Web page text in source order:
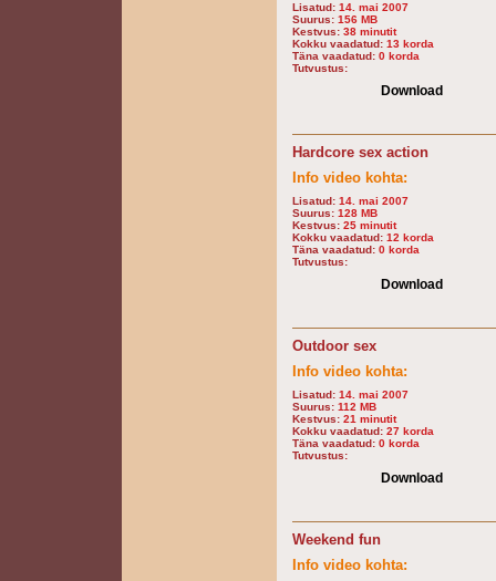
Lisatud: 14. mai 2007
Suurus: 156 MB
Kestvus: 38 minutit
Kokku vaadatud: 13 korda
Täna vaadatud: 0 korda
Tutvustus:
Download
Hardcore sex action
Info video kohta:
Lisatud: 14. mai 2007
Suurus: 128 MB
Kestvus: 25 minutit
Kokku vaadatud: 12 korda
Täna vaadatud: 0 korda
Tutvustus:
Download
Outdoor sex
Info video kohta:
Lisatud: 14. mai 2007
Suurus: 112 MB
Kestvus: 21 minutit
Kokku vaadatud: 27 korda
Täna vaadatud: 0 korda
Tutvustus:
Download
Weekend fun
Info video kohta: